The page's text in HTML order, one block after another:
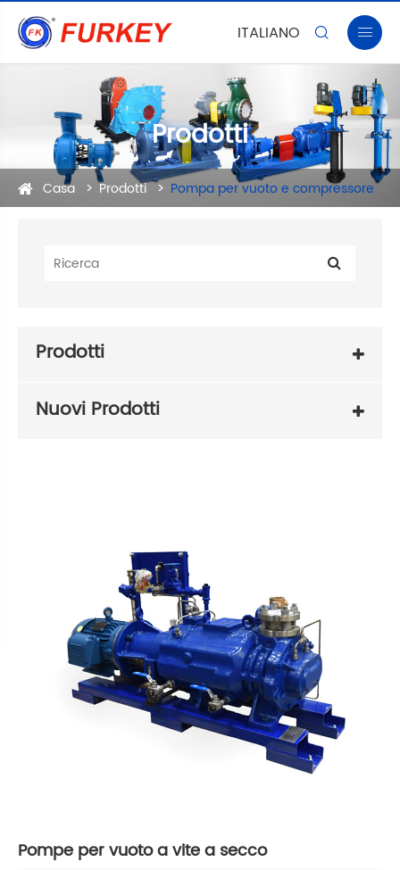
ITALIANO  
Prodotti
Casa Prodotti Pompa per vuoto e compressore
Prodotti
Nuovi Prodotti
Pompe per vuoto a vite a secco